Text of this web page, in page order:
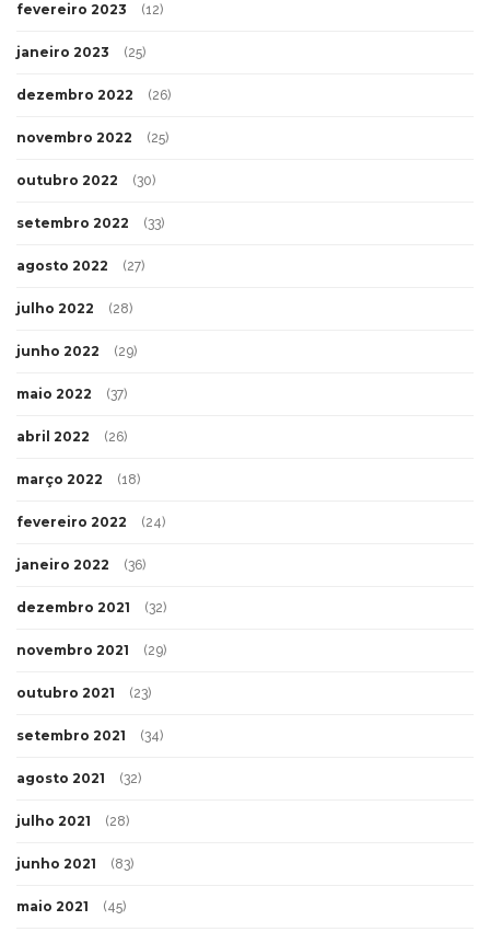
fevereiro 2023 (12)
janeiro 2023 (25)
dezembro 2022 (26)
novembro 2022 (25)
outubro 2022 (30)
setembro 2022 (33)
agosto 2022 (27)
julho 2022 (28)
junho 2022 (29)
maio 2022 (37)
abril 2022 (26)
março 2022 (18)
fevereiro 2022 (24)
janeiro 2022 (36)
dezembro 2021 (32)
novembro 2021 (29)
outubro 2021 (23)
setembro 2021 (34)
agosto 2021 (32)
julho 2021 (28)
junho 2021 (83)
maio 2021 (45)